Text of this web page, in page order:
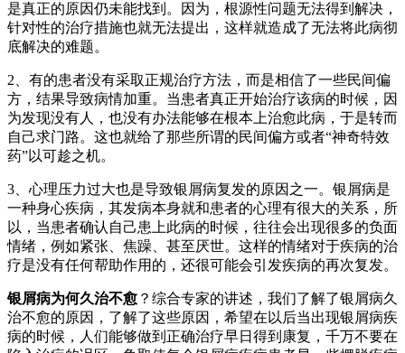
是真正的原因仍未能找到。因为，根源性问题无法得到解决，
针对性的治疗措施也就无法提出，这样就造成了无法将此病彻
底解决的难题。
2、有的患者没有采取正规治疗方法，而是相信了一些民间偏
方，结果导致病情加重。当患者真正开始治疗该病的时候，因
为发现没有人，也没有办法能够在根本上治愈此病，于是转而
自己求门路。这也就给了那些所谓的民间偏方或者“神奇特效
药”以可趁之机。
3、心理压力过大也是导致银屑病复发的原因之一。银屑病是
一种身心疾病，其发病本身就和患者的心理有很大的关系，所
以，当患者确认自己患上此病的时候，往往会出现很多的负面
情绪，例如紧张、焦躁、甚至厌世。这样的情绪对于疾病的治
疗是没有任何帮助作用的，还很可能会引发疾病的再次复发。
银屑病为何久治不愈 ？综合专家的讲述，我们了解了银屑病久
治不愈的原因，了解了这些原因，希望在以后当出现银屑病疾
病的时候，人们能够做到正确治疗早日得到康复，千万不要在